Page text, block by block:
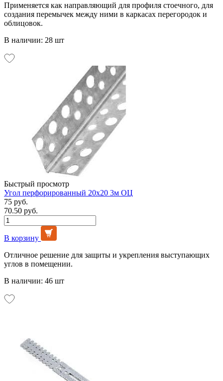
Применяется как направляющий для профиля стоечного, для
создания перемычек между ними в каркасах перегородок и
облицовок.
В наличии: 28 шт
Быстрый просмотр
Угол перфорированный 20х20 3м ОЦ
75 руб.
70.50 руб.
В корзину
Отличное решение для защиты и укрепления выступающих
углов в помещении.
В наличии: 46 шт